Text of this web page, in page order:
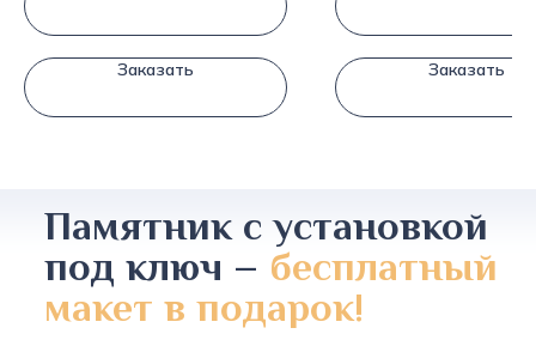
Заказать Заказать
Памятник с установкой
под ключ – бесплатный
макет в подарок!